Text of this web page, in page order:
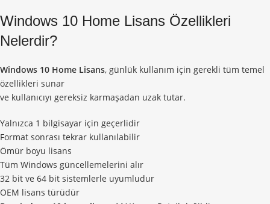
Windows 10 Home Lisans Özellikleri
Nelerdir?
Windows 10 Home Lisans, günlük kullanım için gerekli tüm temel
özellikleri sunar
ve kullanıcıyı gereksiz karmaşadan uzak tutar.
Yalnızca 1 bilgisayar için geçerlidir
Format sonrası tekrar kullanılabilir
Ömür boyu lisans
Tüm Windows güncellemelerini alır
32 bit ve 64 bit sistemlerle uyumludur
OEM lisans türüdür